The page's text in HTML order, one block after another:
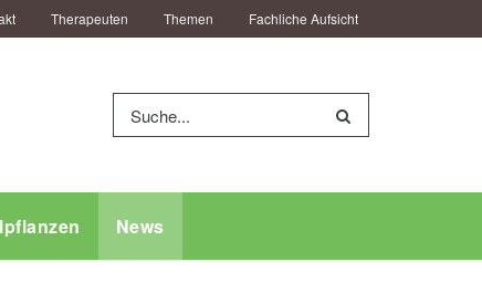
Therapeuten Themen Fachliche Aufsicht
News